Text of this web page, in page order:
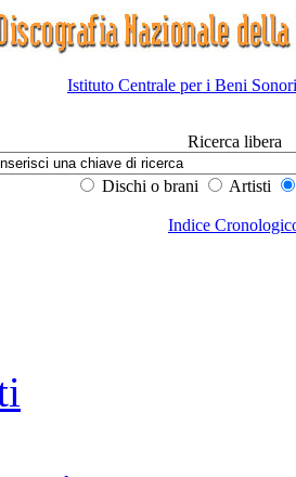
Istituto Centrale per i Beni
Ricerca libera
Dischi o brani Artisti
Indice